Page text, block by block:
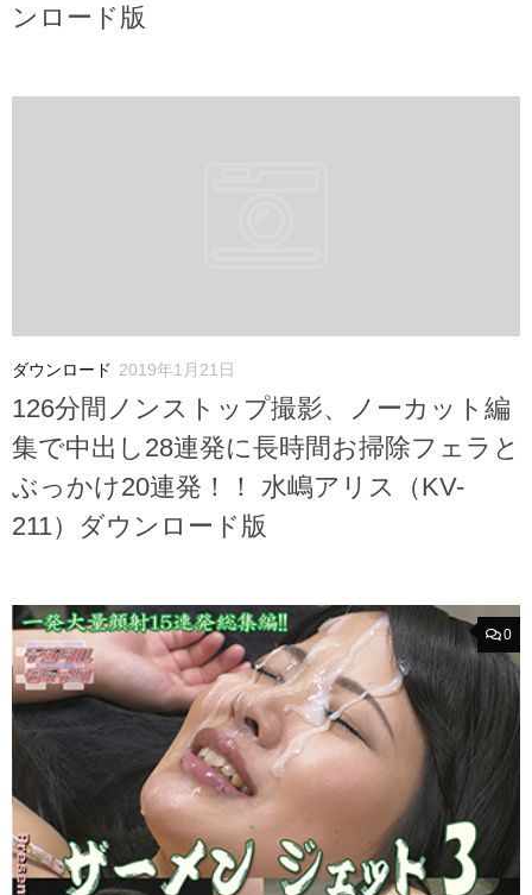
ンロード版
ダウンロード 2019年1月21日
126分間ノンストップ撮影、ノーカット編
集で中出し28連発に長時間お掃除フェラと
ぶっかけ20連発！！ 水嶋アリス（KV-
211）ダウンロード版
0